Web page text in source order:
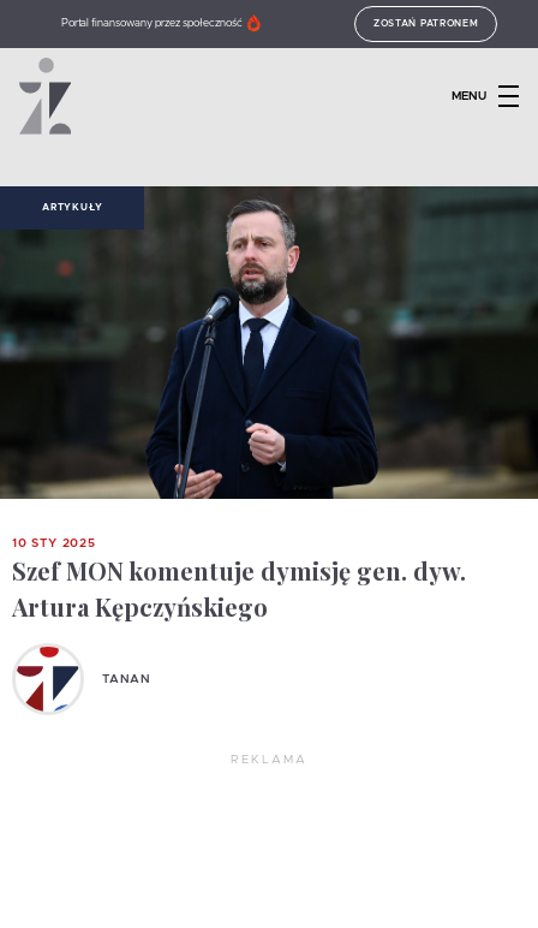
Portal finansowany przez społeczność ZOSTAŃ PATRONEM
MENU
ARTYKUŁY
10 STY 2025
Szef MON komentuje dymisję gen. dyw.
Artura Kępczyńskiego
TANAN
REKLAMA